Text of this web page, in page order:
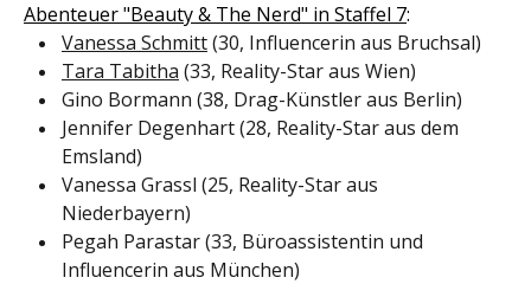
Abenteuer "Beauty & The Nerd" in Staffel 7:
Vanessa Schmitt(30, Influencerin aus Bruchsal)
Tara Tabitha (33, Reality-Star aus Wien)
Gino Bormann (38, Drag-Künstler aus Berlin)
Jennifer Degenhart (28, Reality-Star aus dem
Emsland)
Vanessa Grassl (25, Reality-Star aus
Niederbayern)
Pegah Parastar (33, Büroassistentin und
Influencerin aus München)